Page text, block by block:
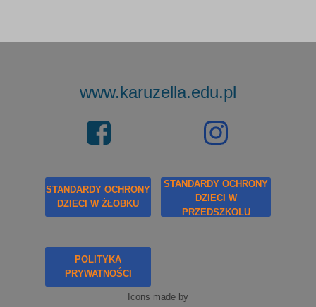
STANDARDY OCHRONY
DZIECI W
PRZEDSZKOLU
STANDARDY OCHRONY
DZIECI W ŻŁOBKU
Icons made by
POLITYKA
PRYWATNOŚCI
www.karuzella.edu.pl